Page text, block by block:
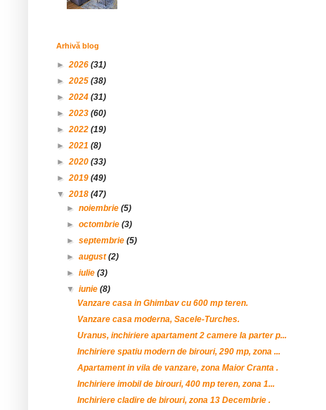
Arhivă blog
►2026 (31)
►2025 (38)
►2024 (31)
►2023 (60)
►2022 (19)
►2021 (8)
►2020 (33)
►2019 (49)
▼2018 (47)
►noiembrie(5)
►octombrie(3)
►septembrie(5)
►august(2)
►iulie(3)
▼iunie(8)
Vanzare casa in Ghimbav cu 600 mp teren.
Vanzare casa moderna, Sacele-Turches.
Uranus, inchiriere apartament 2 camere la parter p...
Inchiriere spatiu modern de birouri, 290 mp, zona ...
Apartament in vila de vanzare, zona Maior Cranta .
Inchiriere imobil de birouri, 400 mp teren, zona 1...
Inchiriere cladire de birouri, zona 13 Decembrie .